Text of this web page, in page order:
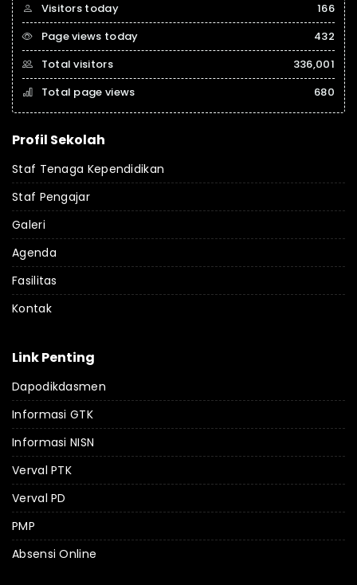
Visitors today
166
Page views today
432
Total visitors
336,001
Total page views
680
Profil Sekolah
Staf Tenaga Kependidikan
Staf Pengajar
Galeri
Agenda
Fasilitas
Kontak
Link Penting
Dapodikdasmen
Informasi GTK
Informasi NISN
Verval PTK
Verval PD
PMP
Absensi Online